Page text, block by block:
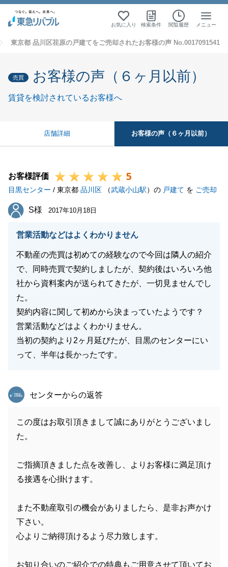
お気に入り 検索条件 閲覧履歴 メニュー
東京都 品川区荏原の戸建てをご売却されたお客様の声 No.0017091541
売買 お客様の声（６ヶ月以前）
賃貸を検討されているお客様へ
店舗詳細 お客様の声（６ヶ月以前）
お客様評価 5
目黒センター / 東京都 品川区 （武蔵小山駅）の 戸建て を ご売却
S様
S様 2017年10月18日
営業活動などはよくわかりません
不動産の売買は初めての経験なので今回は隣人の紹介
で、同時売買で契約しましたが、契約後はいろいろ他
社から資料案内が送られてきたが、一切見ませんでし
た。
契約内容に関して初めから決まっていたようです？
営業活動などはよくわかりません。
当初の契約より2ヶ月延びたが、目黒のセンターにい
って、半年は長かったです。
東急リバブル
センターからの返答
この度はお取引頂きまして誠にありがとうございまし
た。
ご指摘頂きました点を改善し、よりお客様に満足頂け
る接遇を心掛けます。
また不動産取引の機会がありましたら、是非お声かけ
下さい。
心よりご納得頂けるよう尽力致します。
お知り合いのご紹介での特典もご用意させて頂いてお